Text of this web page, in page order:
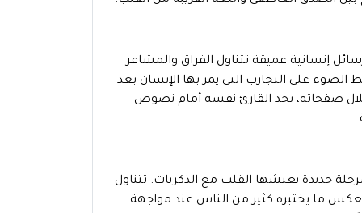
إنسانية عميقة تتناول الفراق والمشاعر
الضوء على التجارب التي يمر بها الإنسان بعد
صفحاته، يجد القارئ نفسه أمام نصوص
جديدة يعيشها القلب مع الذكريات. تتناول
تعكس ما يختبره كثير من الناس عند مواجهة